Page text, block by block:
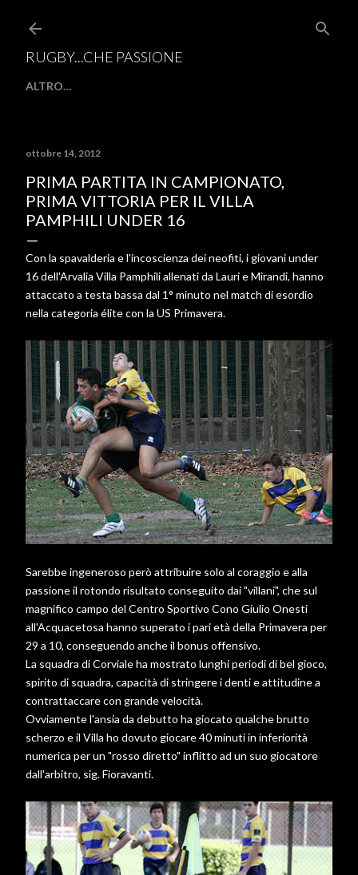
Passa ai
RUGBY...CHE PASSIONE
ALTRO…
ottobre 14, 2012
PRIMA PARTITA IN CAMPIONATO,
PRIMA VITTORIA PER IL VILLA
PAMPHILI UNDER 16
Con la spavalderia e l'incoscienza dei neofiti, i giovani under
16 dell'Arvalia Villa Pamphili allenati da Lauri e Mirandi, hanno
attaccato a testa bassa dal 1° minuto nel match di esordio
nella categoria élite con la US Primavera.
Sarebbe ingeneroso però attribuire solo al coraggio e alla
passione il rotondo risultato conseguito dai "villani", che sul
magnifico campo del Centro Sportivo Cono Giulio Onesti
all'Acquacetosa hanno superato i pari età della Primavera per
29 a 10, conseguendo anche il bonus offensivo.
La squadra di Corviale ha mostrato lunghi periodi di bel gioco,
spirito di squadra, capacità di stringere i denti e attitudine a
contrattaccare con grande velocità.
Ovviamente l'ansia da debutto ha giocato qualche brutto
scherzo e il Villa ho dovuto giocare 40 minuti in inferiorità
numerica per un "rosso diretto" inflitto ad un suo giocatore
dall'arbitro, sig. Fioravanti.